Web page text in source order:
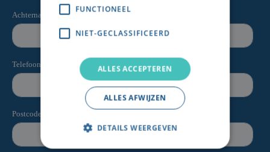
FUNCTIONEEL
NIET-GECLASSIFICEERD
ALLES ACCEPTEREN
ALLES AFWIJZEN
DETAILS WEERGEVEN